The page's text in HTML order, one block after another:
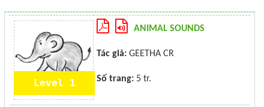
Level 1
ANIMAL SOUNDS
Tác giả: GEETHA CR
Số trang: 5 tr.